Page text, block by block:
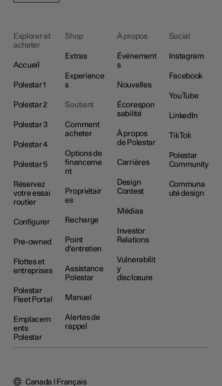
Explorer et
acheter
Accueil
Polestar 1
Polestar 2
Polestar 3
Polestar 4
Polestar 5
Réservez
votre essai
routier
Configurer
Pre-owned
Flottes et
entreprises
Polestar
Fleet Portal
Emplacem
ents
Polestar
Shop
Extras
Experience
s
Soutient
Comment
acheter
Options de
financeme
nt
Propriétair
es
Recharge
Point
d'entretien
Assistance
Polestar
Manuel
Alertes de
rappel
À propos
Événement
s
Nouvelles
Écorespon
sabilité
À propos
de Polestar
Carrières
Design
Contest
Médias
Investor
Relations
Vulnerabilit
y
disclosure
Social
Instagram
Facebook
YouTube
LinkedIn
TikTok
Polestar
Community
Communa
uté design
Canada | Français